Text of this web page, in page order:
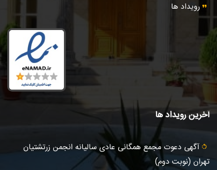
رویداد ها
آخرین رویداد ها
آگهى دعوت مجمع همگانی عادى ساليانه انجمن زرتشتيان
تهران (نوبت دوم)